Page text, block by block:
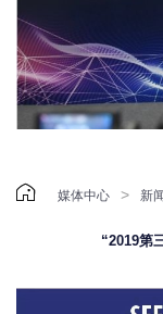
 媒体中心 > 新
“2019第